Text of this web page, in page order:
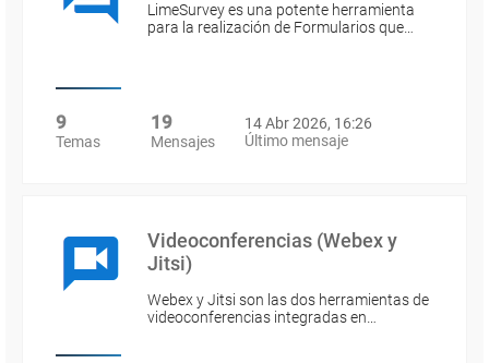
LimeSurvey es una potente herramienta
para la realización de Formularios que…
9
Temas
19
Mensajes
14 Abr 2026, 16:26
Último mensaje
Videoconferencias (Webex y
Jitsi)
Webex y Jitsi son las dos herramientas de
videoconferencias integradas en…